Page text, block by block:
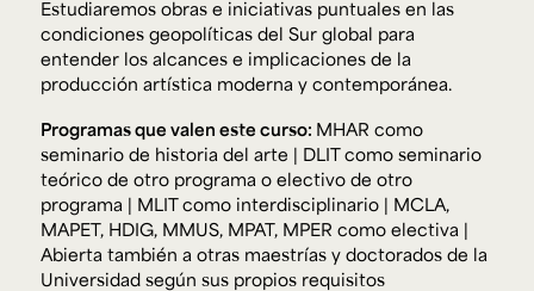
Estudiaremos obras e iniciativas puntuales en las
condiciones geopolíticas del Sur global para
entender los alcances e implicaciones de la
producción artística moderna y contemporánea.
Programas que valen este curso: MHAR como
seminario de historia del arte | DLIT como seminario
teórico de otro programa o electivo de otro
programa | MLIT como interdisciplinario | MCLA,
MAPET, HDIG, MMUS, MPAT, MPER como electiva |
Abierta también a otras maestrías y doctorados de la
Universidad según sus propios requisitos